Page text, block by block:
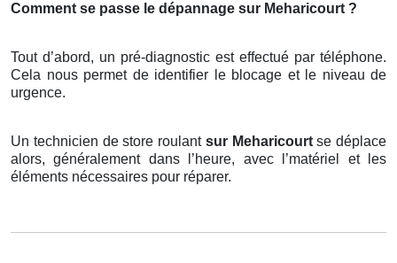
Comment se passe le dépannage sur Meharicourt ?
Tout d’abord, un pré-diagnostic est effectué par téléphone.
Cela nous permet de identifier le blocage et le niveau de
urgence.
Un technicien de store roulant sur Meharicourtse déplace
alors, généralement dans l’heure, avec l’matériel et les
éléments nécessaires pour réparer.